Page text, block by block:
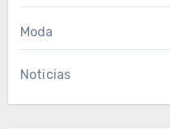
Moda
Noticias